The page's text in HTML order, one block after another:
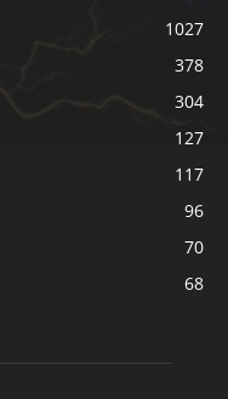
1027
378
304
127
117
96
70
68